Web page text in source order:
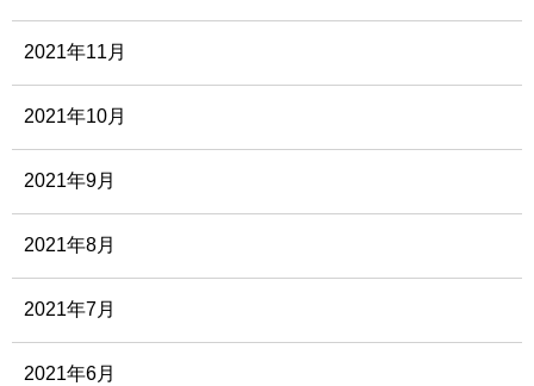
2021年11月
2021年10月
2021年9月
2021年8月
2021年7月
2021年6月